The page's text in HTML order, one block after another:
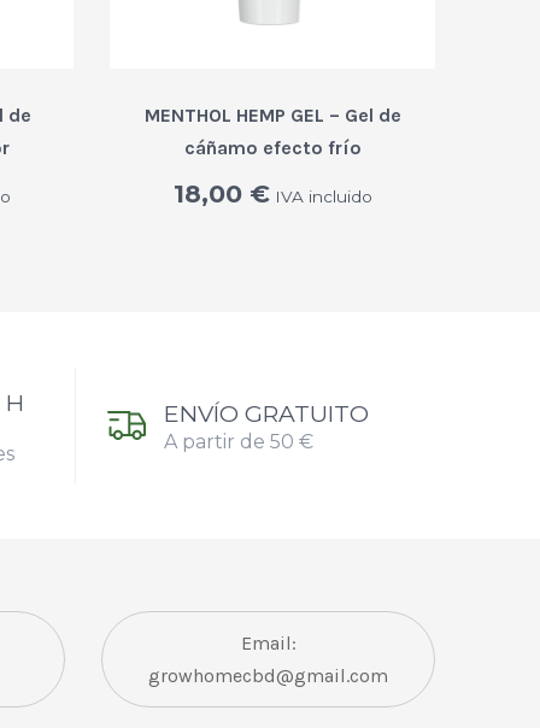
de
MENTHOL HEMP GEL – Gel de
cáñamo efecto frío
18,00 € IVA incluido
ENVÍO GRATUITO
A partir de 50 €
Email:
growhomecbd@gmail.com